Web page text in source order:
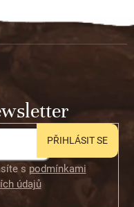
s podmínkami
údajů
PŘIHLÁSIT SE